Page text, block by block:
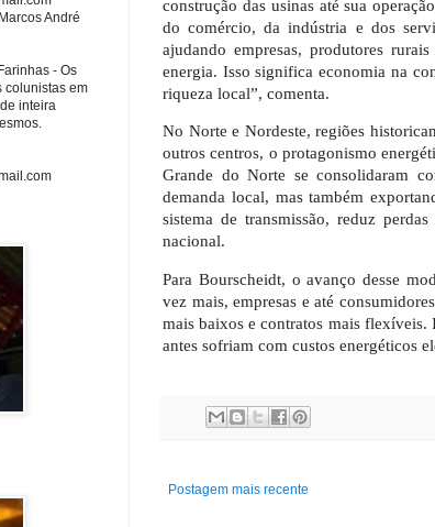
construção das usinas até sua
do comércio, da indústria e dos
ajudando empresas, produtores
energia. Isso significa economia na
riqueza local”, comenta.
No Norte e Nordeste, regiões
outros centros, o protagonismo
Grande do Norte se consolidaram
demanda local, mas também
sistema de transmissão, reduz
nacional.
Para Bourscheidt, o avanço desse
vez mais, empresas e até
mais baixos e contratos mais flexíveis.
antes sofriam com custos energéticos
Postagem mais recente
André
- Os
colunistas em
inteira